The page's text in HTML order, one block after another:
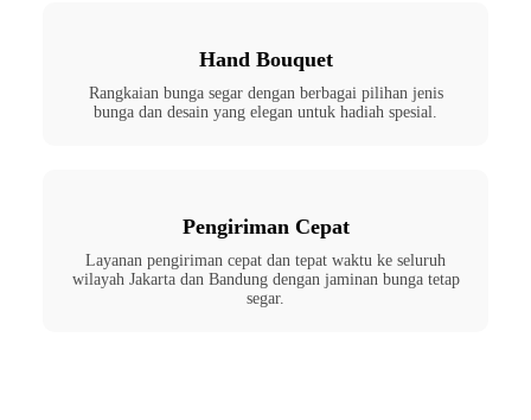
Hand Bouquet
Rangkaian bunga segar dengan berbagai pilihan jenis
bunga dan desain yang elegan untuk hadiah spesial.
Pengiriman Cepat
Layanan pengiriman cepat dan tepat waktu ke seluruh
wilayah Jakarta dan Bandung dengan jaminan bunga tetap
segar.